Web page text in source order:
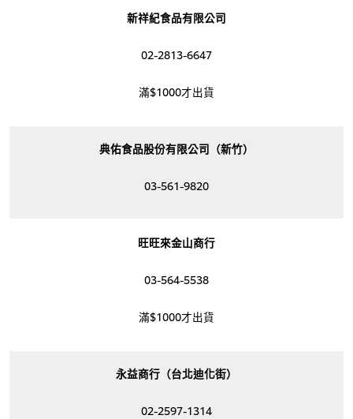
新祥紀食品有限公司
02-2813-6647
滿$1000才出貨
典佑食品股份有限公司（新竹）
03-561-9820
旺旺來金山商行
03-564-5538
滿$1000才出貨
永益商行（台北迪化街）
02-2597-1314